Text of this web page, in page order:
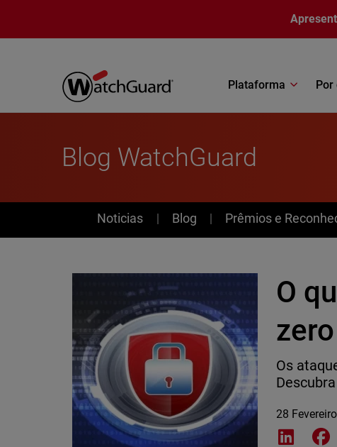
Plataforma Por
Blog WatchGuard
News
Noticias Blog Prêmios e
O
zero
Os
28
Share